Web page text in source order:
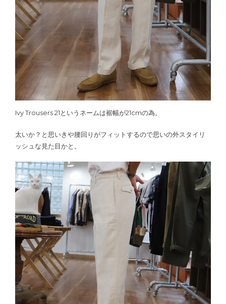
Ivy Trousers 21というネームは裾幅が21cmの為。
太いか？と思いきや腰回りがフィットするので思いの外スタイリ
ッシュな見た目かと。